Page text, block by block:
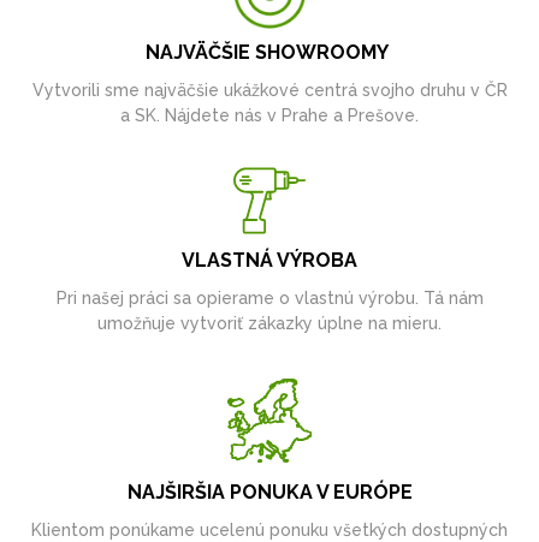
NAJVÄČŠIE SHOWROOMY
Vytvorili sme najväčšie ukážkové centrá svojho druhu v ČR
a SK. Nájdete nás v Prahe a Prešove.
VLASTNÁ VÝROBA
Pri našej práci sa opierame o vlastnú výrobu. Tá nám
umožňuje vytvoriť zákazky úplne na mieru.
NAJŠIRŠIA PONUKA V EURÓPE
Klientom ponúkame ucelenú ponuku všetkých dostupných